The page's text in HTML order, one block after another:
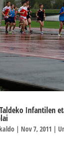
Infantilen
| Nov 7, 2011 |